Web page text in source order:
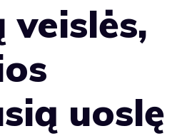
veislės,
uoslę